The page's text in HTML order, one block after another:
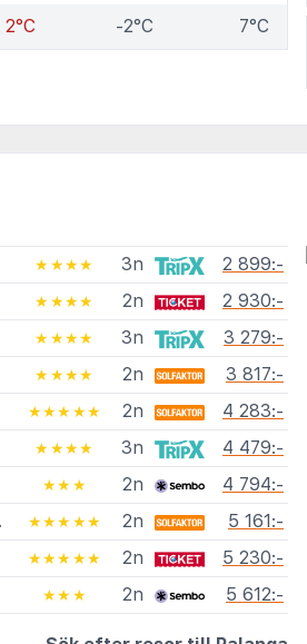
2°C -2°C 7°C
★★★★ 3n
2 899:-
★★★★ 2n
2 930:-
★★★★ 3n
3 279:-
★★★★ 2n
3 817:-
★★★★★ 2n
4 283:-
★★★★ 3n
4 479:-
★★★ 2n
4 794:-
★★★★★ 2n
5 161:-
★★★★★ 2n
5 230:-
★★★ 2n 5 612:-